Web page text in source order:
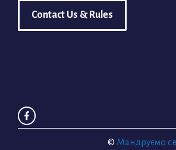
Contact Us & Rules
© Мандруємо